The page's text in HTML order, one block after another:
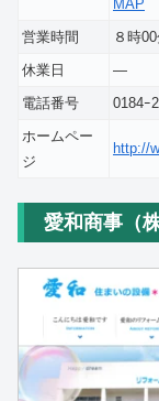
MAP
営業時間
８時
休業日
―
電話番号
0184ｰ
ホームペー
ジ
http://
愛和商事（株